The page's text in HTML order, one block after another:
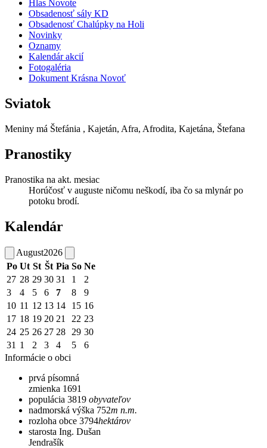
Hlas Novote
Obsadenosť sály KD
Obsadenosť Chalúpky na Holi
Novinky
Oznamy
Kalendár akcií
Fotogaléria
Dokument Krásna Novoť
Sviatok
Meniny má Štefánia , Kajetán, Afra, Afrodita, Kajetána, Štefana
Pranostiky
Pranostika na akt. mesiac
Horúčosť v auguste ničomu neškodí, iba čo sa mlynár po
potoku brodí.
Kalendár
August2026
Po Ut St Št Pia So Ne
27 28 29 30 31 1
2
3
4 5 6 7 8
9
10 11 12 13 14 15 16
17 18 19 20 21 22 23
24 25 26 27 28 29 30
31 1 2 3 4 5
6
Informácie o obci
prvá písomná
zmienka 1691
populácia 3819 obyvateľov
nadmorská výška 752m n.m.
rozloha obce 3794hektárov
starosta Ing. Dušan
Jendrašík